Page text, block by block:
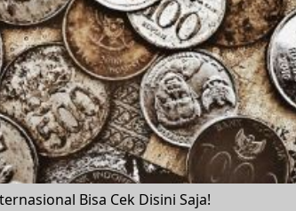
Bisa Cek Disini Saja!